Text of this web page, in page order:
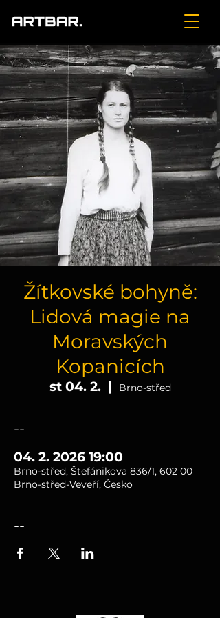
Žítkovské bohyně:
Lidová magie na
Moravských
Kopanicích
st 04. 2.
  |
Brno-střed
--
04. 2. 2026 19:00
Brno-střed, Štefánikova 836/1, 602 00
Brno-střed-Veveří, Česko
--